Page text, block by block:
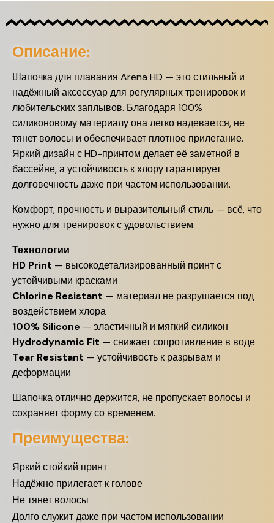
Описание:
Шапочка для плавания Arena HD — это стильный и
надёжный аксессуар для регулярных тренировок и
любительских заплывов. Благодаря 100%
силиконовому материалу она легко надевается, не
тянет волосы и обеспечивает плотное прилегание.
Яркий дизайн с HD-принтом делает её заметной в
бассейне, а устойчивость к хлору гарантирует
долговечность даже при частом использовании.
Комфорт, прочность и выразительный стиль — всё, что
нужно для тренировок с удовольствием.
Технологии
HD Print — высокодетализированный принт с
устойчивыми красками
Chlorine Resistant — материал не разрушается под
воздействием хлора
100% Silicone — эластичный и мягкий силикон
Hydrodynamic Fit — снижает сопротивление в воде
Tear Resistant — устойчивость к разрывам и
деформации
Шапочка отлично держится, не пропускает волосы и
сохраняет форму со временем.
Преимущества:
Яркий стойкий принт
Надёжно прилегает к голове
Не тянет волосы
Долго служит даже при частом использовании